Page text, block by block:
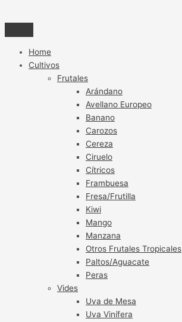
Home
Cultivos
Frutales
Arándano
Avellano Europeo
Banano
Carozos
Cereza
Ciruelo
Cítricos
Frambuesa
Fresa/Frutilla
Kiwi
Mango
Manzana
Otros Frutales Tropicales
Paltos/Aguacate
Peras
Vides
Uva de Mesa
Uva Vinífera